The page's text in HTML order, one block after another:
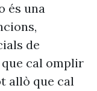
és una
de
cal omplir
allò que cal